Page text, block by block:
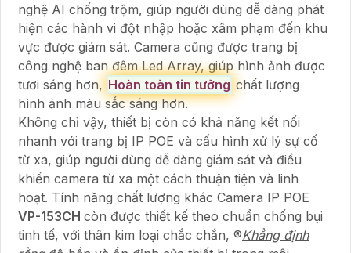
nghệ AI chống trộm, giúp người dùng dễ dàng phát
hiện các hành vi đột nhập hoặc xâm phạm đến khu
vực được giám sát. Camera cũng được trang bị
công nghệ ban đêm Led Array, giúp hình ảnh được
tươi sáng hơn, Hoàn toàn tin tưởng chất lượng
hình ảnh màu sắc sáng hơn.
Không chỉ vậy, thiết bị còn có khả năng kết nối
nhanh với trang bị IP POE và cấu hình xử lý sự cố
từ xa, giúp người dùng dễ dàng giám sát và điều
khiển camera từ xa một cách thuận tiện và linh
hoạt. Tính năng chất lượng khác Camera IP POE
VP-153CH còn được thiết kế theo chuẩn chống bụi
tinh tế, với thân kim loại chắc chắn, ®️Khẳng định